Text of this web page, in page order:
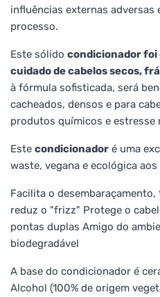
influências externas adversas
processo.
Este sólido condicionador foi
cuidado de cabelos secos,
à fórmula sofisticada, será
cacheados, densos e para
produtos químicos e estresse
Este condicionador é uma
waste, vegana e ecológica
Facilita o
reduz o "frizz" Protege o
pontas duplas Amigo do
biodegradável
A base do condicionador é
Alcohol (100% de origem